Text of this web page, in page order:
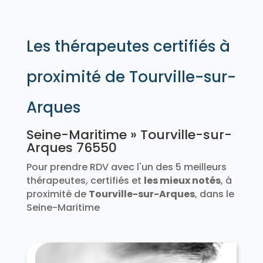
Brémontier-Merval 76220
Bretteville-du-Grand-Caux 76110
Brunville 76630
Buchy 76750
Bully 76270
Bures-en-Bray 76660
Butot 76890
Cailly 76690
Campneuseville 76340
Canehan 76260
Canouville 76450
Canteleu 76380
Canville-les-Deux-Églises 76560
Cany-Barville 76450
Carville-la-Folletière 76190
Carville-Pot-de-Fer 76560
Le Catelier 76590
Le Caule-Sainte-Beuve 76390
Cauville-sur-Mer 76930
Les thérapeutes certifiés à
proximité de Tourville-sur-
Arques
Seine-Maritime » Tourville-sur-
Arques 76550
Pour prendre RDV avec l'un des 5 meilleurs
thérapeutes, certifiés et les mieux notés, à
proximité de Tourville-sur-Arques, dans le
Seine-Maritime